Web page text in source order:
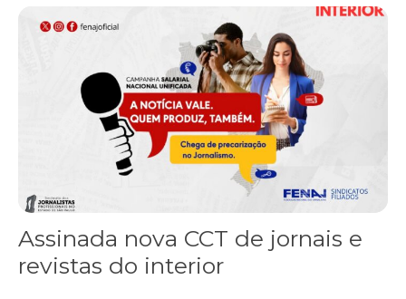
Assinada nova CCT de jornais e revistas do interior
Assinada nova CCT de jornais e
revistas do interior